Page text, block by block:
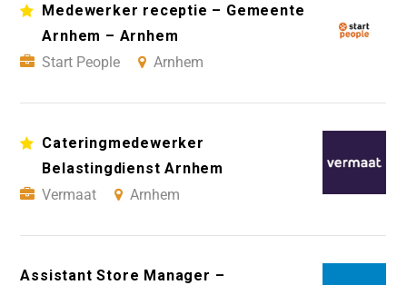
Medewerker receptie – Gemeente
Arnhem – Arnhem
Start People
Arnhem
Cateringmedewerker
Belastingdienst Arnhem
Vermaat
Arnhem
Assistant Store Manager –